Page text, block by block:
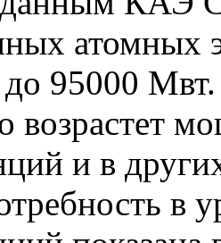
атомных
до 95000 Мвт.
возрастет
и в
в